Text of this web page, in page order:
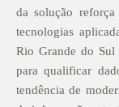
da solução
tecnologias
Rio Grande do
para qualificar
tendência de